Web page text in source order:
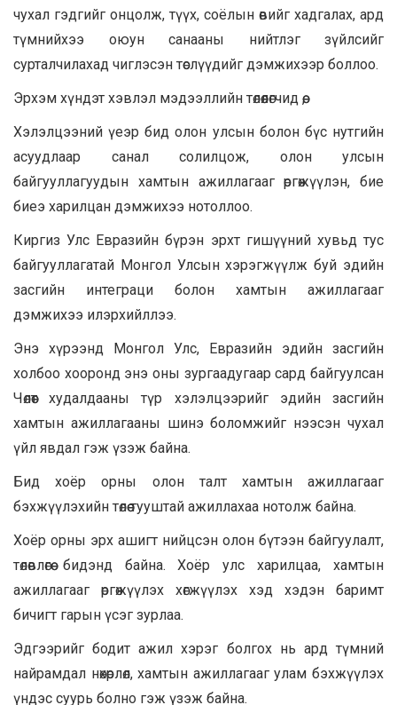
чухал гэдгийг онцолж, түүх, соёлын өвийг хадгалах, ард
түмнийхээ оюун санааны нийтлэг зүйлсийг
сурталчилахад чиглэсэн төслүүдийг дэмжихээр боллоо.
Эрхэм хүндэт хэвлэл мэдээллийн төлөөлөгчид өө,
Хэлэлцээний үеэр бид олон улсын болон бүс нутгийн
асуудлаар санал солилцож, олон улсын
байгууллагуудын хамтын ажиллагааг өргөжүүлэн, бие
биеэ харилцан дэмжихээ нотоллоо.
Киргиз Улс Евразийн бүрэн эрхт гишүүний хувьд тус
байгууллагатай Монгол Улсын хэрэгжүүлж буй эдийн
засгийн интеграци болон хамтын ажиллагааг
дэмжихээ илэрхийллээ.
Энэ хүрээнд Монгол Улс, Евразийн эдийн засгийн
холбоо хооронд энэ оны зургаадугаар сард байгуулсан
Чөлөөт худалдааны түр хэлэлцээрийг эдийн засгийн
хамтын ажиллагааны шинэ боломжийг нээсэн чухал
үйл явдал гэж үзэж байна.
Бид хоёр орны олон талт хамтын ажиллагааг
бэхжүүлэхийн төлөө тууштай ажиллахаа нотолж байна.
Хоёр орны эрх ашигт нийцсэн олон бүтээн байгуулалт,
төлөвлөгөө бидэнд байна. Хоёр улс харилцаа, хамтын
ажиллагааг өргөжүүлэх хөгжүүлэх хэд хэдэн баримт
бичигт гарын үсэг зурлаа.
Эдгээрийг бодит ажил хэрэг болгох нь ард түмний
найрамдал нөхөрлөл, хамтын ажиллагааг улам бэхжүүлэх
үндэс суурь болно гэж үзэж байна.